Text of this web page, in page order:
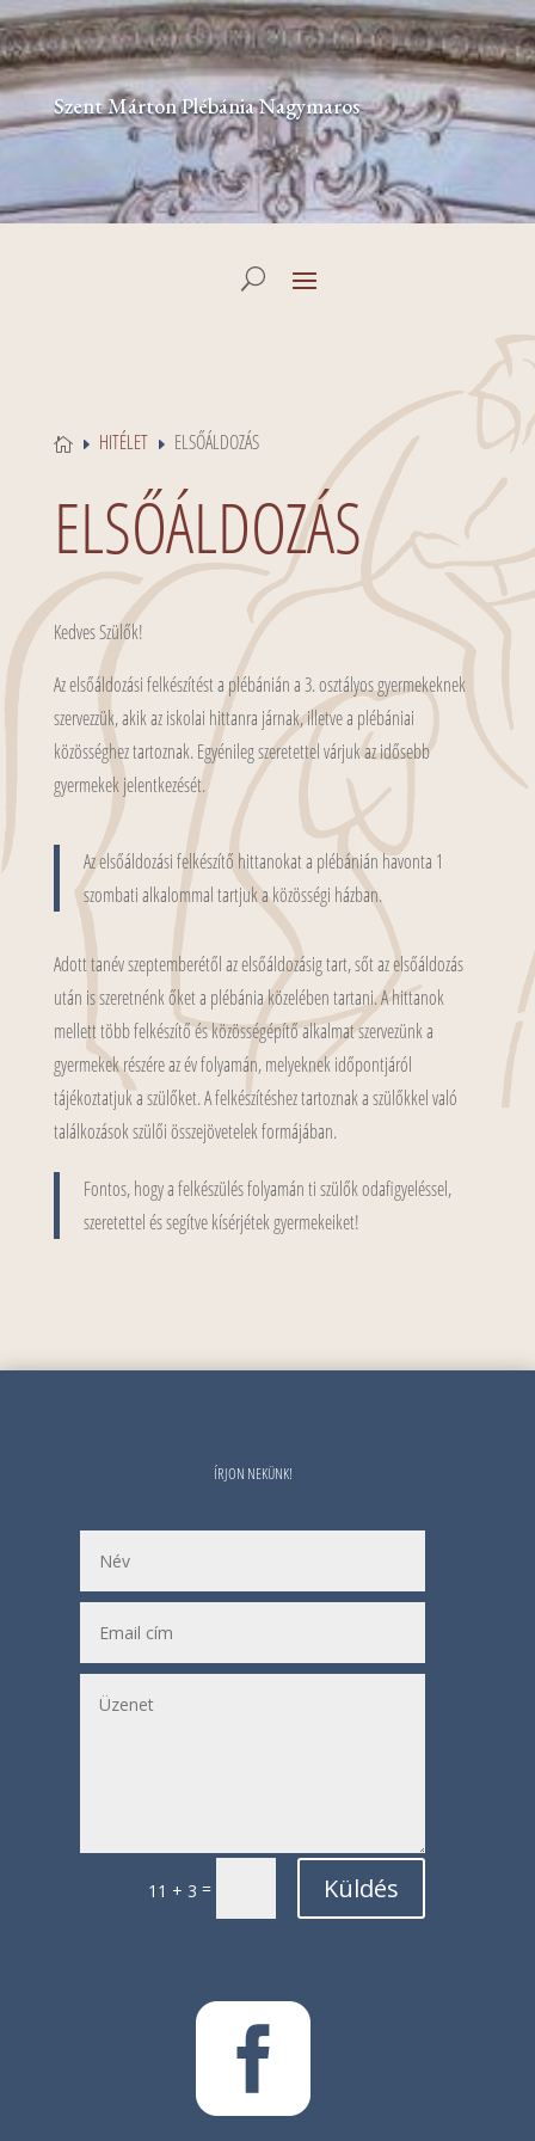
Szent Márton Plébánia Nagymaros
 E HITÉLET E ELSŐÁLDOZÁS
ELSŐÁLDOZÁS
Kedves Szülők!
Az elsőáldozási felkészítést a plébánián a 3. osztályos gyermekeknek
szervezzük, akik az iskolai hittanra járnak, illetve a plébániai
közösséghez tartoznak. Egyénileg szeretettel várjuk az idősebb
gyermekek jelentkezését.
Az elsőáldozási felkészítő hittanokat a plébánián havonta 1
szombati alkalommal tartjuk a közösségi házban.
Adott tanév szeptemberétől az elsőáldozásig tart, sőt az elsőáldozás
után is szeretnénk őket a plébánia közelében tartani. A hittanok
mellett több felkészítő és közösségépítő alkalmat szervezünk a
gyermekek részére az év folyamán, melyeknek időpontjáról
tájékoztatjuk a szülőket. A felkészítéshez tartoznak a szülőkkel való
találkozások szülői összejövetelek formájában.
Fontos, hogy a felkészülés folyamán ti szülők odafigyeléssel,
szeretettel és segítve kísérjétek gyermekeiket!
ÍRJON NEKÜNK!
11 + 3 = Küldés
